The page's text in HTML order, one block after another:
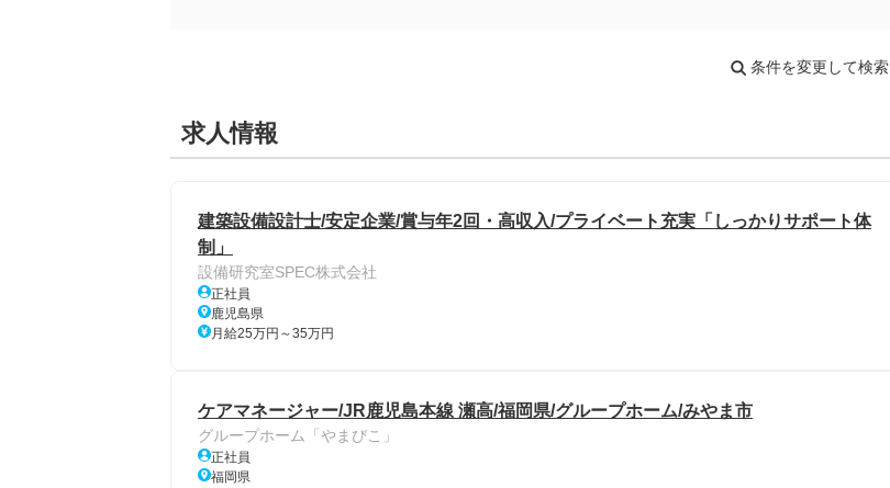
条件を変更して検索
求人情報
建築設備設計士/安定企業/賞与年2回・高収入/プライベート充実「しっかりサポート体
制」
設備研究室SPEC株式会社
正社員
鹿児島県
月給25万円～35万円
ケアマネージャー/JR鹿児島本線 瀬高/福岡県/グループホーム/みやま市
グループホーム「やまびこ」
正社員
福岡県